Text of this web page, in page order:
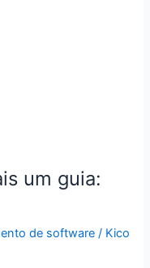
um guia:
de software / Kico